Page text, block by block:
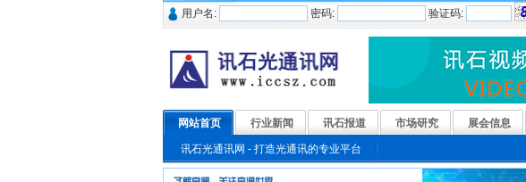
用户名: 密码: 验证码:
网站首页 行业新闻 讯石报道 市场研究 展会信息
讯石光通讯网 - 打造光通讯的专业平台